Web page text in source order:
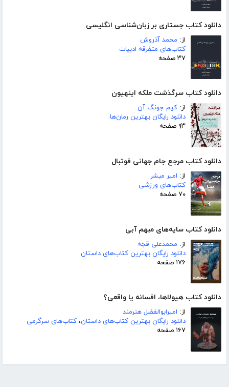
دانلود کتاب جستاری بر زبان‌شناسی انگلیسی
از: محمد آذروش
کتاب‌های متفرقه ادبیات
۳۷ صفحه
دانلود کتاب سرگذشت ملکه اینهیون
از: کیم جونگ آن
دانلود رایگان بهترین رمان‌ها
۹۳ صفحه
دانلود کتاب مرجع جام جهانی فوتبال
از: امیر مبشر
کتاب‌های ورزشی
۷۰ صفحه
دانلود کتاب سایه‌های مبهم آبی
از: محمدعلی قجه
دانلود رایگان بهترین کتاب‌های داستان
۱۷۶ صفحه
دانلود کتاب هیولاها، افسانه یا واقعی؟
از: امیرابوالفضل هنرمند
دانلود رایگان بهترین کتاب‌های داستان، کتاب‌های سرگرمی
۱۶۷ صفحه